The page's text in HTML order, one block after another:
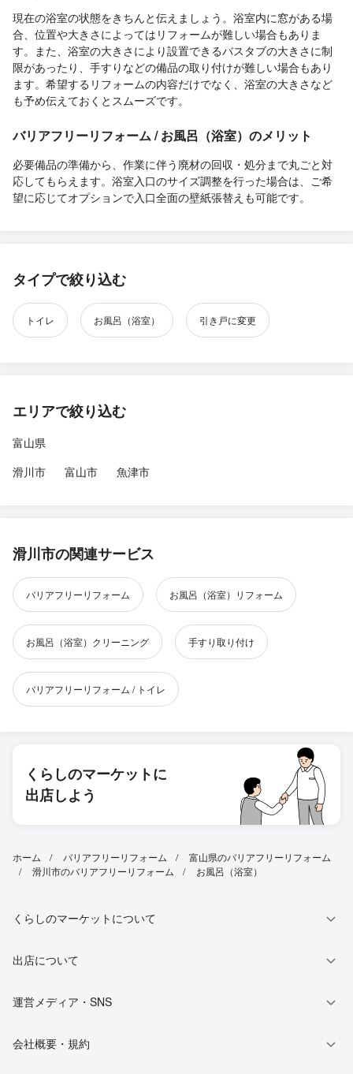
現在の浴室の状態をきちんと伝えましょう。浴室内に窓がある場
合、位置や大きさによってはリフォームが難しい場合もありま
す。また、浴室の大きさにより設置できるバスタブの大きさに制
限があったり、手すりなどの備品の取り付けが難しい場合もあり
ます。希望するリフォームの内容だけでなく、浴室の大きさなど
も予め伝えておくとスムーズです。
バリアフリーリフォーム / お風呂（浴室）のメリット
必要備品の準備から、作業に伴う廃材の回収・処分まで丸ごと対
応してもらえます。浴室入口のサイズ調整を行った場合は、ご希
望に応じてオプションで入口全面の壁紙張替えも可能です。
タイプで絞り込む
トイレ お風呂（浴室） 引き戸に変更
エリアで絞り込む
富山県
滑川市
富山市 魚津市
滑川市の関連サービス
バリアフリーリフォーム お風呂（浴室）リフォーム
お風呂（浴室）クリーニング 手すり取り付け
バリアフリーリフォーム / トイレ
くらしのマーケットに
出店しよう
ホーム バリアフリーリフォーム
富山県のバリアフリーリフォーム
滑川市のバリアフリーリフォーム
お風呂（浴室）
くらしのマーケットについて
出店について
運営メディア・SNS
会社概要・規約